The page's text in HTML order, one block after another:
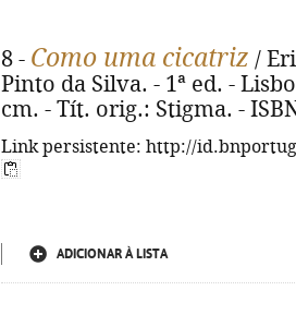
8 - Como uma cicatriz /
Pinto da Silva. - 1ª ed. -
cm. - Tít. orig.: Stigma. -
Link persistente: http://
ADICIONAR À LISTA